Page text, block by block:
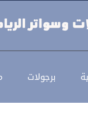
برجولات
هناجر